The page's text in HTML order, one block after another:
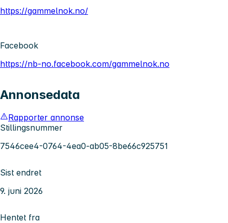
https://gammelnok.no/
Facebook
https://nb-no.facebook.com/gammelnok.no
Annonsedata
Rapporter annonse
Stillingsnummer
7546cee4-0764-4ea0-ab05-8be66c925751
Sist endret
9. juni 2026
Hentet fra